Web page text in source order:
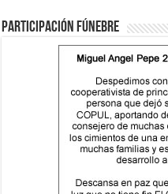
Participación fúnebre